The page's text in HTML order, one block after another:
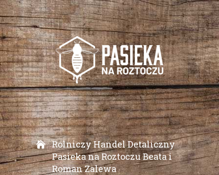
Rolniczy Handel Detaliczny
Pasieka na Roztoczu Beata i
Roman Zalewa